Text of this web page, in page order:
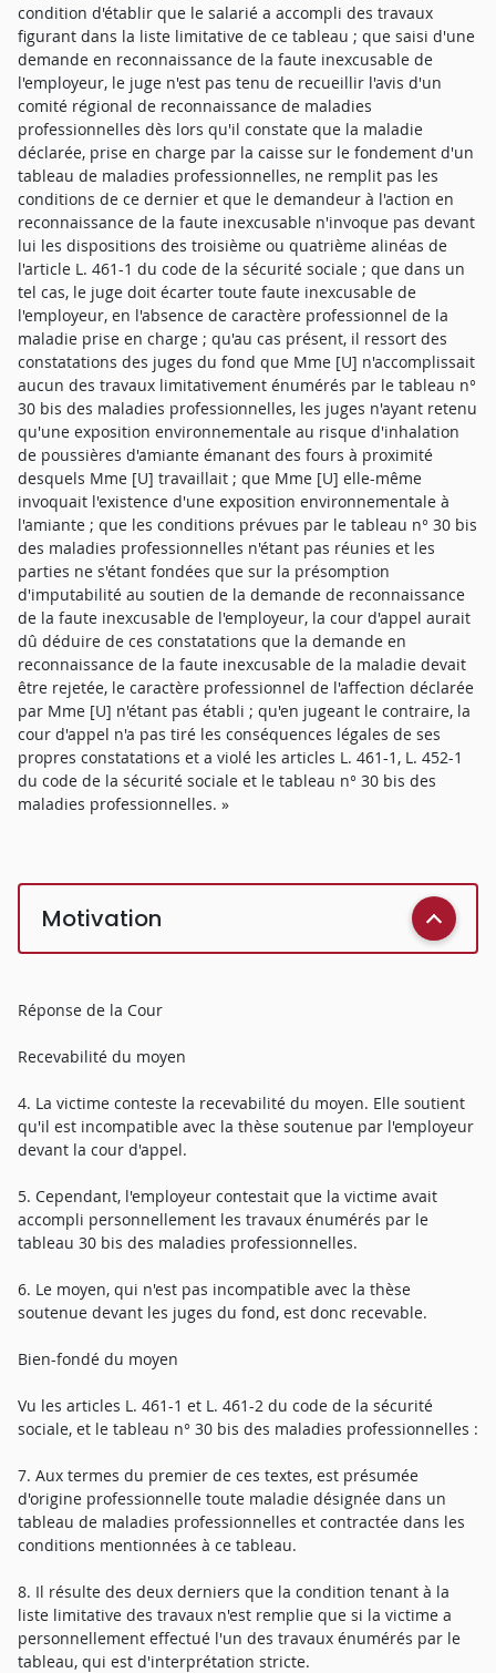
condition d'établir que le salarié a accompli des travaux
figurant dans la liste limitative de ce tableau ; que saisi d'une
demande en reconnaissance de la faute inexcusable de
l'employeur, le juge n'est pas tenu de recueillir l'avis d'un
comité régional de reconnaissance de maladies
professionnelles dès lors qu'il constate que la maladie
déclarée, prise en charge par la caisse sur le fondement d'un
tableau de maladies professionnelles, ne remplit pas les
conditions de ce dernier et que le demandeur à l'action en
reconnaissance de la faute inexcusable n'invoque pas devant
lui les dispositions des troisième ou quatrième alinéas de
l'article L. 461-1 du code de la sécurité sociale ; que dans un
tel cas, le juge doit écarter toute faute inexcusable de
l'employeur, en l'absence de caractère professionnel de la
maladie prise en charge ; qu'au cas présent, il ressort des
constatations des juges du fond que Mme [U] n'accomplissait
aucun des travaux limitativement énumérés par le tableau n°
30 bis des maladies professionnelles, les juges n'ayant retenu
qu'une exposition environnementale au risque d'inhalation
de poussières d'amiante émanant des fours à proximité
desquels Mme [U] travaillait ; que Mme [U] elle-même
invoquait l'existence d'une exposition environnementale à
l'amiante ; que les conditions prévues par le tableau n° 30 bis
des maladies professionnelles n'étant pas réunies et les
parties ne s'étant fondées que sur la présomption
d'imputabilité au soutien de la demande de reconnaissance
de la faute inexcusable de l'employeur, la cour d'appel aurait
dû déduire de ces constatations que la demande en
reconnaissance de la faute inexcusable de la maladie devait
être rejetée, le caractère professionnel de l'affection déclarée
par Mme [U] n'étant pas établi ; qu'en jugeant le contraire, la
cour d'appel n'a pas tiré les conséquences légales de ses
propres constatations et a violé les articles L. 461-1, L. 452-1
du code de la sécurité sociale et le tableau n° 30 bis des
maladies professionnelles. »
Motivation
Réponse de la Cour
Recevabilité du moyen
4. La victime conteste la recevabilité du moyen. Elle soutient
qu'il est incompatible avec la thèse soutenue par l'employeur
devant la cour d'appel.
5. Cependant, l'employeur contestait que la victime avait
accompli personnellement les travaux énumérés par le
tableau 30 bis des maladies professionnelles.
6. Le moyen, qui n'est pas incompatible avec la thèse
soutenue devant les juges du fond, est donc recevable.
Bien-fondé du moyen
Vu les articles L. 461-1 et L. 461-2 du code de la sécurité
sociale, et le tableau n° 30 bis des maladies professionnelles :
7. Aux termes du premier de ces textes, est présumée
d'origine professionnelle toute maladie désignée dans un
tableau de maladies professionnelles et contractée dans les
conditions mentionnées à ce tableau.
8. Il résulte des deux derniers que la condition tenant à la
liste limitative des travaux n'est remplie que si la victime a
personnellement effectué l'un des travaux énumérés par le
tableau, qui est d'interprétation stricte.